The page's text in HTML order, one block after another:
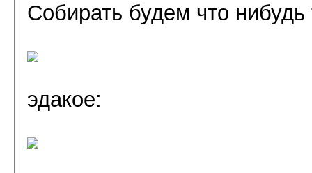
Собирать будем что нибудь
эдакое: